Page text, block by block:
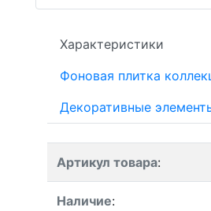
Характеристики
Фоновая плитка
Декоративные
Артикул товара:
Наличие: